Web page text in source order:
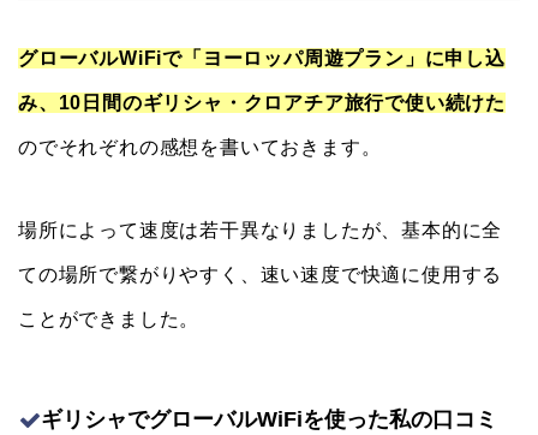
グローバルWiFiで「ヨーロッパ周遊プラン」に申し込
み、10日間のギリシャ・クロアチア旅行で使い続けた
のでそれぞれの感想を書いておきます。
場所によって速度は若干異なりましたが、基本的に全
ての場所で繋がりやすく、速い速度で快適に使用する
ことができました。
ギリシャでグローバルWiFiを使った私の口コミ